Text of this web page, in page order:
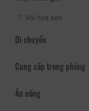
Vòi hoa sen
Di chuyển
Cung cấp trong phòng
Ăn uống